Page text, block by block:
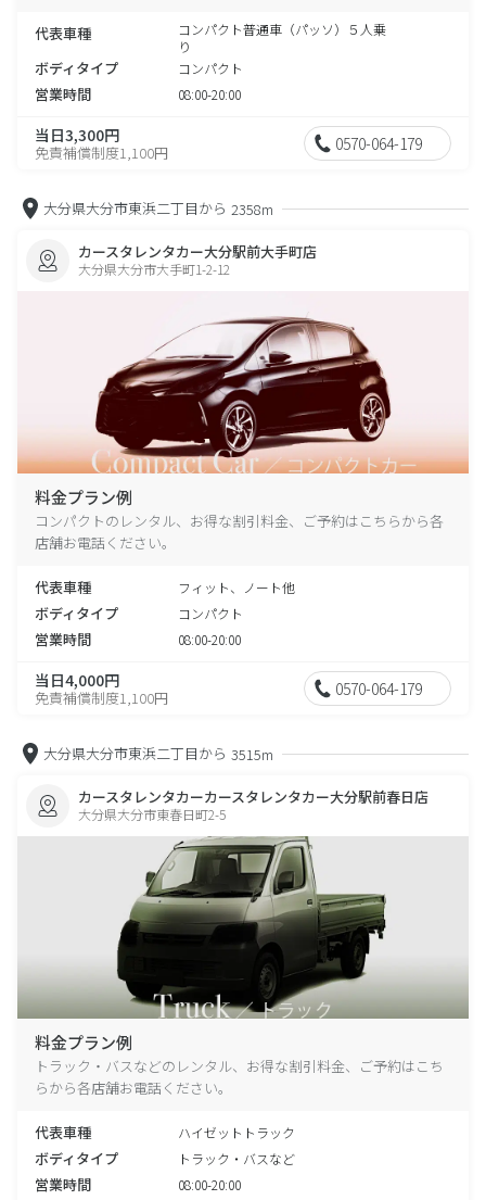
代表車種
コンパクト普通車（パッソ）５人乗
り
ボディタイプ コンパクト
営業時間 08:00-20:00
当日3,300円
免責補償制度1,100円 0570-064-179
大分県大分市東浜二丁目から 2358m
カースタレンタカー大分駅前大手町店
大分県大分市大手町1-2-12
料金プラン例
コンパクトのレンタル、お得な割引料金、ご予約はこちらから各
店舗お電話ください。
代表車種 フィット、ノート他
ボディタイプ コンパクト
営業時間 08:00-20:00
当日4,000円
免責補償制度1,100円 0570-064-179
大分県大分市東浜二丁目から 3515m
カースタレンタカーカースタレンタカー大分駅前春日店
大分県大分市東春日町2-5
料金プラン例
トラック・バスなどのレンタル、お得な割引料金、ご予約はこち
らから各店舗お電話ください。
代表車種 ハイゼットトラック
ボディタイプ トラック・バスなど
営業時間 08:00-20:00